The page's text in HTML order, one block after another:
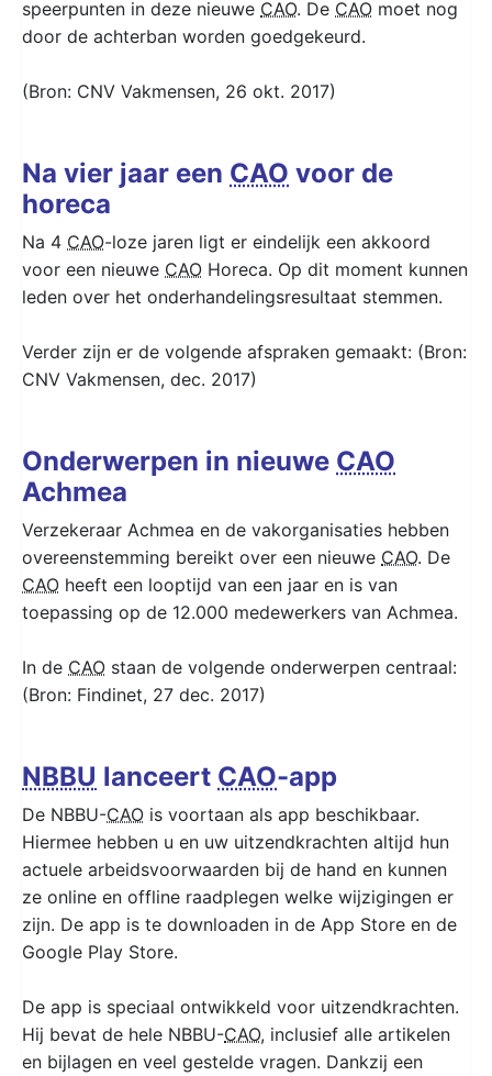
speerpunten in deze nieuwe CAO. De CAO moet nog
door de achterban worden goedgekeurd.
(Bron: CNV Vakmensen, 26 okt. 2017)
Na vier jaar een CAO voor de
horeca
Na 4 CAO-loze jaren ligt er eindelijk een akkoord
voor een nieuwe CAO Horeca. Op dit moment kunnen
leden over het onderhandelingsresultaat stemmen.
Verder zijn er de volgende afspraken gemaakt: (Bron:
CNV Vakmensen, dec. 2017)
Onderwerpen in nieuwe CAO
Achmea
Verzekeraar Achmea en de vakorganisaties hebben
overeenstemming bereikt over een nieuwe CAO. De
CAO heeft een looptijd van een jaar en is van
toepassing op de 12.000 medewerkers van Achmea.
In de CAO staan de volgende onderwerpen centraal:
(Bron: Findinet, 27 dec. 2017)
NBBU lanceert CAO-app
De NBBU-CAO is voortaan als app beschikbaar.
Hiermee hebben u en uw uitzendkrachten altijd hun
actuele arbeidsvoorwaarden bij de hand en kunnen
ze online en offline raadplegen welke wijzigingen er
zijn. De app is te downloaden in de App Store en de
Google Play Store.
De app is speciaal ontwikkeld voor uitzendkrachten.
Hij bevat de hele NBBU-CAO, inclusief alle artikelen
en bijlagen en veel gestelde vragen. Dankzij een